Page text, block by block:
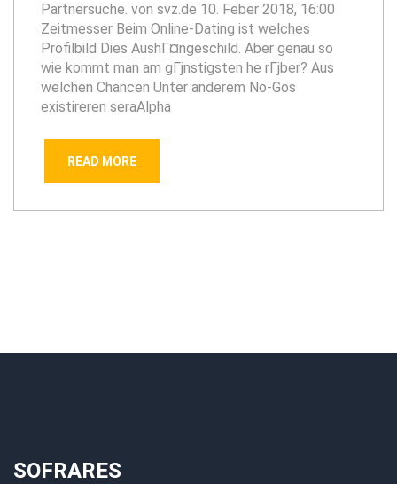
Partnersuche. von svz.de 10. Feber 2018, 16:00
Zeitmesser Beim Online-Dating ist welches
Profilbild Dies AushГ¤ngeschild. Aber genau so
wie kommt man am gГјnstigsten he rГјber? Aus
welchen Chancen Unter anderem No-Gos
existireren seraAlpha
READ MORE
SOFRARES